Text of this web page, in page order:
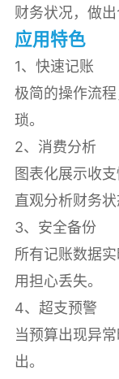
财务状况，做出
应用特色
1、快速记账
极简的操作流
琐。
2、消费分析
图表化展示收
直观分析财务状
3、安全备份
所有记账数据
用担心丢失。
4、超支预警
当预算出现异
出。